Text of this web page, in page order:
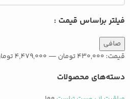
فیلتر براساس قیمت :
صافی
قيمت: 430,000 تومان — 4,479,000 تومان
دسته‌های محصولات